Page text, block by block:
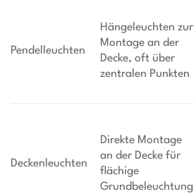
Pendelleuchten
Hängeleuchten zur
Montage an der
Decke, oft über
zentralen Punkten
Deckenleuchten
Direkte Montage
an der Decke für
flächige
Grundbeleuchtung